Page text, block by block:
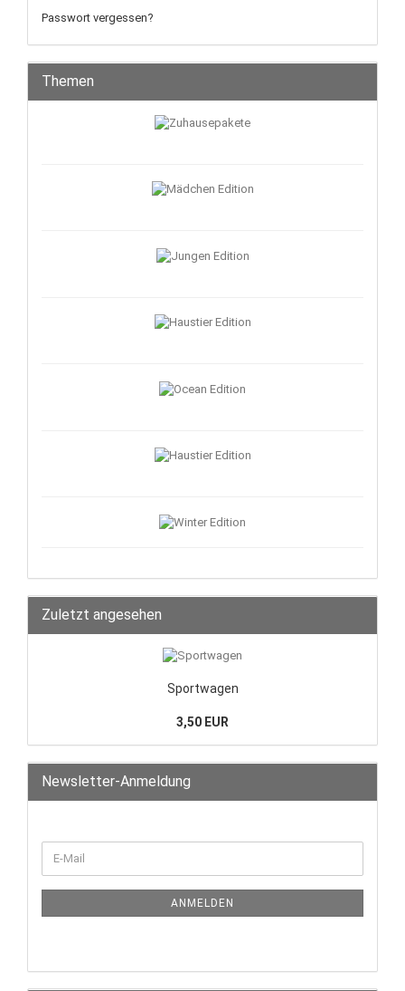
Passwort vergessen?
Themen
Zuletzt angesehen
Sportwagen
3,50 EUR
Newsletter-Anmeldung
ANMELDEN